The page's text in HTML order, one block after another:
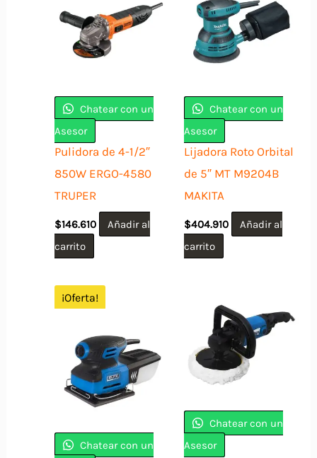
Chatear con un
Asesor
Pulidora de 4-1/2″
850W ERGO-4580
TRUPER
$146.610
Añadir al
carrito
Chatear con un
Asesor
Lijadora Roto Orbital
de 5″ MT M9204B
MAKITA
$404.910
Añadir al
carrito
¡Oferta!
Chatear con un
Chatear con un
Asesor